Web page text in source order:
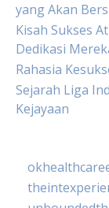
yang Akan
Kisah Sukses
Dedikasi
Rahasia
Sejarah Liga
Kejayaan